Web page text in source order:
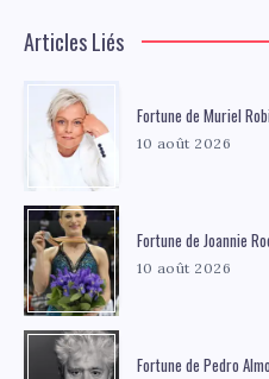
Articles Liés
Fortune de Muriel
10 août 2026
Fortune de Joannie
10 août 2026
Fortune de Pedro